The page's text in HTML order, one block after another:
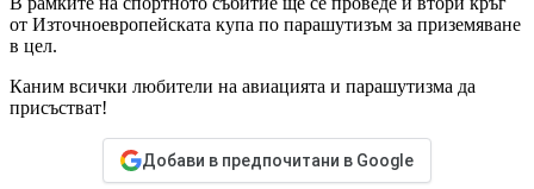
от Източноевропейската купа по парашутизъм за приземяване
в цел.
Каним всички любители на авиацията и парашутизма да
присъстват!
Добави в предпочитани в Google